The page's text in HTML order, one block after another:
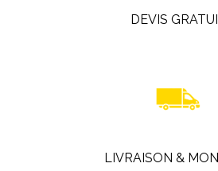
DEVIS
LIVRAISON &